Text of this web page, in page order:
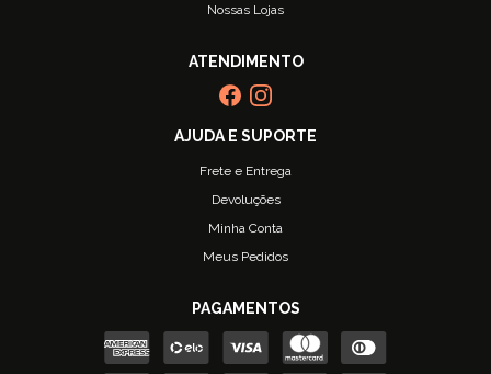
Nossas Lojas
Frete e Entrega
Devoluções
Minha Conta
Meus Pedidos